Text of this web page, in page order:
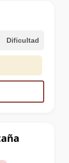
Dificultad